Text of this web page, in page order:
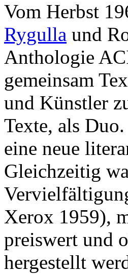
Vom Herbst
Rygulla und
Anthologie
gemeinsam
und Künstler
Texte, als
eine neue
Gleichzeitig
Xerox 1959),
preiswert und
hergestellt